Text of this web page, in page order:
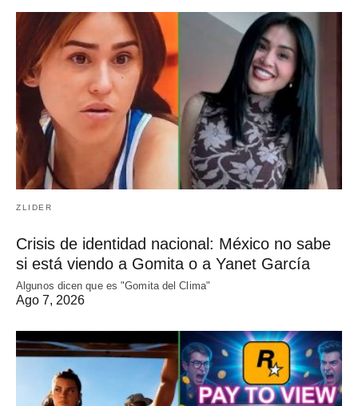
ZLIDER
Crisis de identidad nacional: México no sabe
si está viendo a Gomita o a Yanet García
Algunos dicen que es "Gomita del Clima"
Ago 7, 2026